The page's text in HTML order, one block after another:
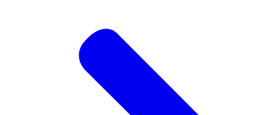
stembureau. Daarnaast wordt
Marjolein Swaanenburg-van
geïnterviewd, zij is Collegelid
voor de Rechten van de Mens.